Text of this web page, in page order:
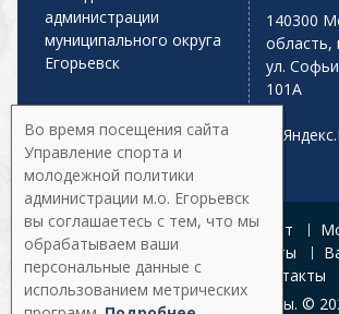
администрации
муниципального округа
Егорьевск
140300
область,
ул.
101А
Главная Афиша Спорт
Управление
Документы
Галерея
Контакты
Все права защищены. ©
Во время посещения сайта
Управление спорта и
молодежной политики
администрации м.о. Егорьевск
вы соглашаетесь с тем, что мы
обрабатываем ваши
персональные данные с
использованием метрических